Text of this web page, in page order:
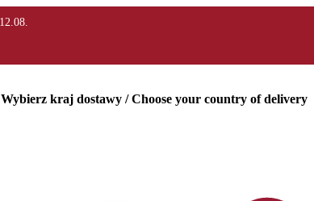
Wybierz kraj dostawy / Choose your country of delivery